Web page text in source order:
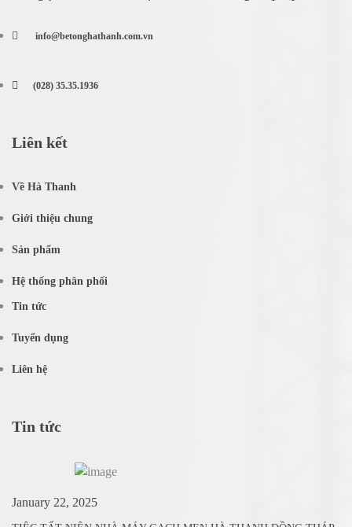
info@betonghathanh.com.vn
(028) 35.35.1936
Liên kết
Về Hà Thanh
Giới thiệu chung
Sản phẩm
Hệ thống phân phối
Tin tức
Tuyển dụng
Liên hệ
Tin tức
January 22, 2025